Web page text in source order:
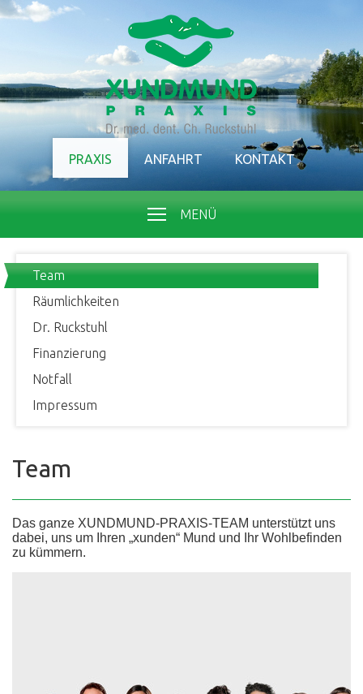
PRAXIS ANFAHRT KONTAKT
MENÜ
Team
Räumlichkeiten
Dr. Ruckstuhl
Finanzierung
Notfall
Impressum
Team
Das ganze XUNDMUND-PRAXIS-TEAM unterstützt uns
dabei, uns um Ihren „xunden“ Mund und Ihr Wohlbefinden
zu kümmern.